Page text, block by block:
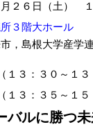
２６日（土）
３階大ホール
，島根大学産学
（１３：３０～１
（１３：３５～１
ルに勝つ